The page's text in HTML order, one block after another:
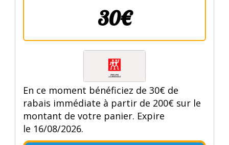
30€
En ce moment bénéficiez de 30€ de
rabais immédiate à partir de 200€ sur le
montant de votre panier. Expire
le 16/08/2026.